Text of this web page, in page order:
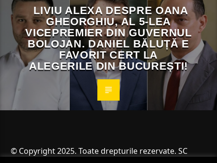
LIVIU ALEXA DESPRE OANA
GHEORGHIU, AL 5-LEA
VICEPREMIER DIN GUVERNUL
BOLOJAN. DANIEL BĂLUȚĂ E
FAVORIT CERT LA
ALEGERILE DIN BUCUREȘTI!
© Copyright 2025. Toate drepturile rezervate. SC